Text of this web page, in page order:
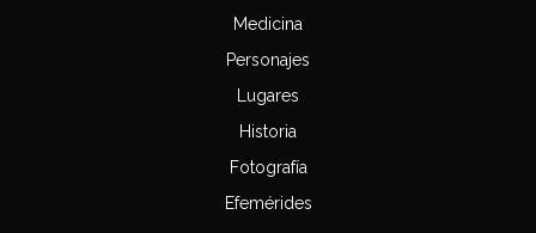
Medicina
Personajes
Lugares
Historia
Fotografía
Efemérides